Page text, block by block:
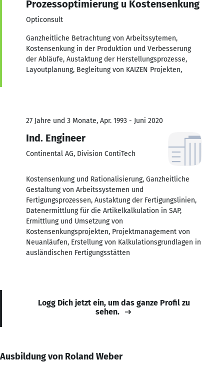
Prozessoptimierung u Kostensenkung
Opticonsult
Ganzheitliche Betrachtung von Arbeitssytemen,
Kostensenkung in der Produktion und Verbesserung
der Abläufe, Austaktung der Herstellungsprozesse,
Layoutplanung, Begleitung von KAIZEN Projekten,
27 Jahre und 3 Monate, Apr. 1993 - Juni 2020
Ind. Engineer
Continental AG, Division ContiTech
Kostensenkung und Rationalisierung, Ganzheitliche
Gestaltung von Arbeitssystemen und
Fertigungsprozessen, Austaktung der Fertigungslinien,
Datenermittlung für die Artikelkalkulation in SAP,
Ermittlung und Umsetzung von
Kostensenkungsprojekten, Projektmanagement von
Neuanläufen, Erstellung von Kalkulationsgrundlagen in
ausländischen Fertigungsstätten
Logg Dich jetzt ein, um das ganze Profil zu
sehen.
Ausbildung von Roland Weber